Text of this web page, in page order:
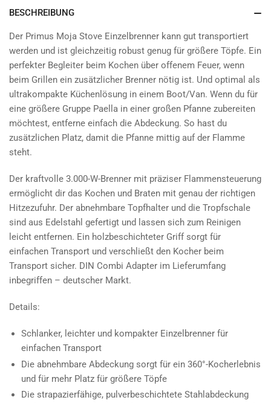
BESCHREIBUNG
Der Primus Moja Stove Einzelbrenner kann gut transportiert
werden und ist gleichzeitig robust genug für größere Töpfe. Ein
perfekter Begleiter beim Kochen über offenem Feuer, wenn
beim Grillen ein zusätzlicher Brenner nötig ist. Und optimal als
ultrakompakte Küchenlösung in einem Boot/Van. Wenn du für
eine größere Gruppe Paella in einer großen Pfanne zubereiten
möchtest, entferne einfach die Abdeckung. So hast du
zusätzlichen Platz, damit die Pfanne mittig auf der Flamme
steht.
Der kraftvolle 3.000-W-Brenner mit präziser Flammensteuerung
ermöglicht dir das Kochen und Braten mit genau der richtigen
Hitzezufuhr. Der abnehmbare Topfhalter und die Tropfschale
sind aus Edelstahl gefertigt und lassen sich zum Reinigen
leicht entfernen. Ein holzbeschichteter Griff sorgt für
einfachen Transport und verschließt den Kocher beim
Transport sicher. DIN Combi Adapter im Lieferumfang
inbegriffen – deutscher Markt.
Details:
Schlanker, leichter und kompakter Einzelbrenner für
einfachen Transport
Die abnehmbare Abdeckung sorgt für ein 360°-Kocherlebnis
und für mehr Platz für größere Töpfe
Die strapazierfähige, pulverbeschichtete Stahlabdeckung